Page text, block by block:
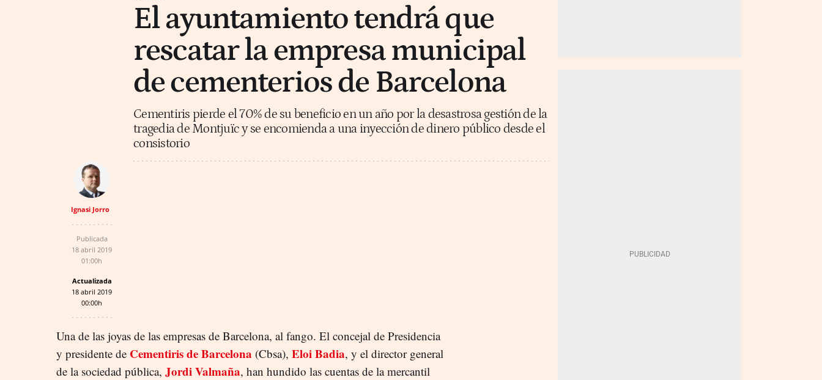
El ayuntamiento tendrá que
rescatar la empresa municipal
de cementerios de Barcelona
Cementiris pierde el 70% de su beneficio en un año por la desastrosa gestión de la
tragedia de Montjuïc y se encomienda a una inyección de dinero público desde el
consistorio
Ignasi Jorro
Publicada
18 abril 2019
01:00h
Actualizada
18 abril 2019
00:00h
Una de las joyas de las empresas de Barcelona, al fango. El concejal de Presidencia
y presidente de Cementiris de Barcelona (Cbsa), Eloi Badia, y el director general
de la sociedad pública, Jordi Valmaña, han hundido las cuentas de la mercantil